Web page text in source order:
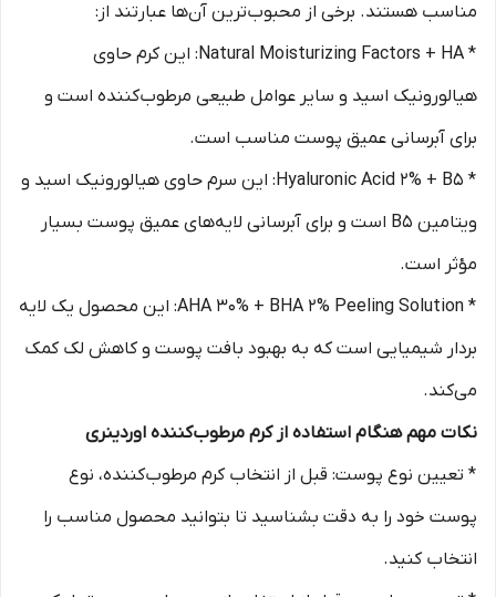
مناسب هستند. برخی از محبوب‌ترین آن‌ها عبارتند از:
* Natural Moisturizing Factors + HA: این کرم حاوی
هیالورونیک اسید و سایر عوامل طبیعی مرطوب‌کننده است و
برای آبرسانی عمیق پوست مناسب است.
* Hyaluronic Acid 2% + B5: این سرم حاوی هیالورونیک اسید و
ویتامین B5 است و برای آبرسانی لایه‌های عمیق پوست بسیار
مؤثر است.
* AHA 30% + BHA 2% Peeling Solution: این محصول یک لایه
بردار شیمیایی است که به بهبود بافت پوست و کاهش لک کمک
می‌کند.
نکات مهم هنگام استفاده از کرم مرطوب‌کننده اوردینری
* تعیین نوع پوست: قبل از انتخاب کرم مرطوب‌کننده، نوع
پوست خود را به دقت بشناسید تا بتوانید محصول مناسب را
انتخاب کنید.